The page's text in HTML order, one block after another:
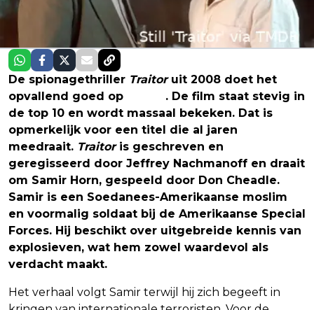
De spionagethriller Traitoruit 2008 doet het
opvallend goed op
. De film staat stevig in
de top 10 en wordt massaal bekeken. Dat is
opmerkelijk voor een titel die al jaren
meedraait. Traitoris geschreven en
geregisseerd door Jeffrey Nachmanoff en draait
om Samir Horn, gespeeld door Don Cheadle.
Samir is een Soedanees-Amerikaanse moslim
en voormalig soldaat bij de Amerikaanse Special
Forces. Hij beschikt over uitgebreide kennis van
explosieven, wat hem zowel waardevol als
verdacht maakt.
Het verhaal volgt Samir terwijl hij zich begeeft in